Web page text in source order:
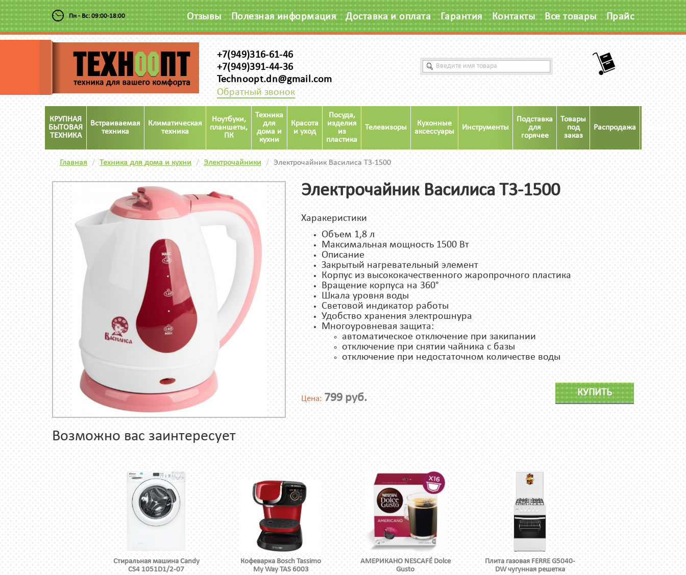
Пн - Вс: 09:00-18:00 Отзывы Полезная информация Доставка и оплата Гарантия Контакты Все товары Прайс
+7(949)316-61-46
+7(949)391-44-36
Technoopt.dn@gmail.com
Обратный звонок
КРУПНАЯ
БЫТОВАЯ
ТЕХНИКА
Встраиваемая
техника
Климатическая
техника
Ноутбуки,
планшеты,
ПК
Техника
для
дома и
кухни
Красота
и уход
Посуда,
изделия
из
пластика
Телевизоры
Кухонные
аксессуары
Инструменты
Подставка
для
горячее
Товары
под
заказ
Распродажа
Главная Техника для дома и кухни Электрочайники Электрочайник Василиса Т3-1500
Электрочайник Василиса Т3-1500
Харакеристики
Объем 1,8 л
Максимальная мощность 1500 Вт
Описание
Закрытый нагревательный элемент
Корпус из высококачественного жаропрочного пластика
Вращение корпуса на 360°
Шкала уровня воды
Световой индикатор работы
Удобство хранения электрошнура
Многоуровневая защита:
автоматическое отключение при закипании
отключение при снятии чайника с базы
отключение при недостаточном количестве воды
Цена: 799 руб. КУПИТЬ
Возможно вас заинтересует
Стиральная машина Candy
CS4 1051D1/2-07
Кофеварка Bosch Tassimo
My Way TAS 6003
АМЕРИКАНО NESCAFÉ Dolce
Gusto
Плита газовая FERRE G5040-
DW чугунная решетка